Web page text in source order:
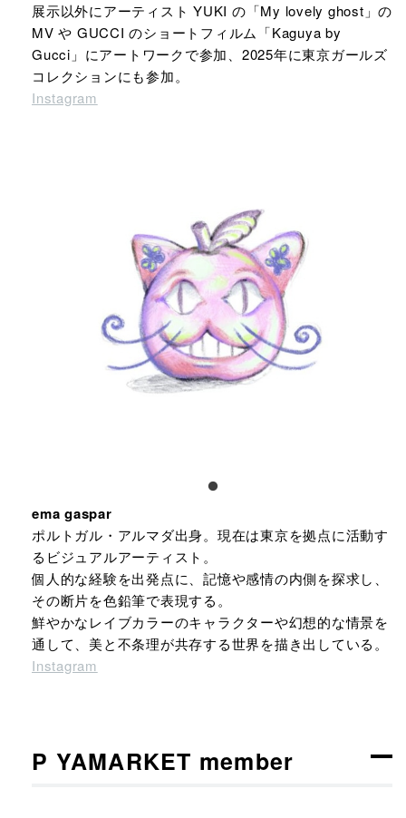
展示以外にアーティスト YUKI の「My lovely ghost」の
MV や GUCCI のショートフィルム「Kaguya by
Gucci」にアートワークで参加、2025年に東京ガールズ
コレクションにも参加。
Instagram
ema gaspar
ポルトガル・アルマダ出身。現在は東京を拠点に活動す
るビジュアルアーティスト。
個人的な経験を出発点に、記憶や感情の内側を探求し、
その断片を色鉛筆で表現する。
鮮やかなレイブカラーのキャラクターや幻想的な情景を
通して、美と不条理が共存する世界を描き出している。
Instagram
P YAMARKET member